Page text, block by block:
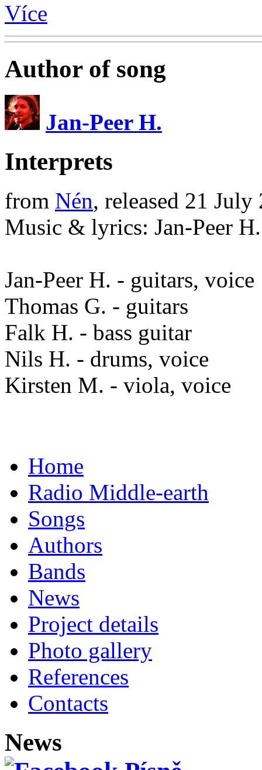
Více
Author of song
Jan-Peer H.
Interprets
from Nén, released 21
Music & lyrics: Jan-Peer
Jan-Peer H. - guitars, voice
Thomas G. - guitars
Falk H. - bass guitar
Nils H. - drums, voice
Kirsten M. - viola, voice
Home
Radio Middle-earth
Songs
Authors
Bands
News
Project details
Photo gallery
References
Contacts
News